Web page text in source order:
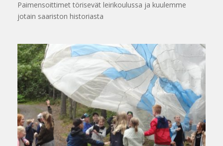
Paimensoittimet törisevät leirikoulussa ja kuulemme
jotain saariston historiasta